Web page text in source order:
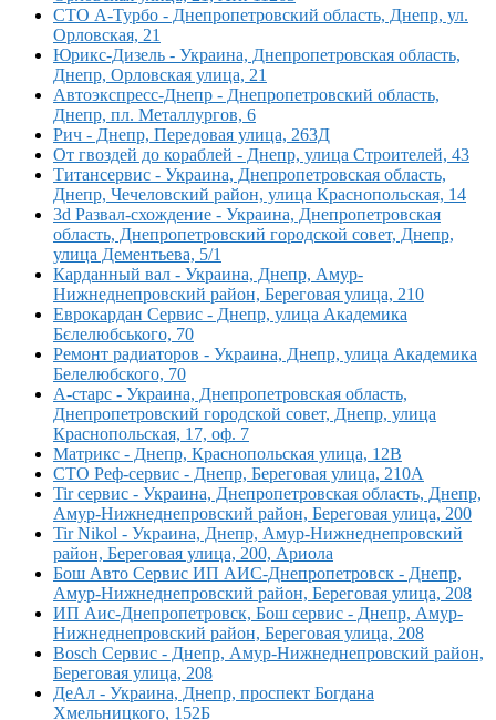
СТО А-Турбо - Днепропетровский область, Днепр, ул.
Орловская, 21
Юрикс-Дизель - Украина, Днепропетровская область,
Днепр, Орловская улица, 21
Автоэкспресс-Днепр - Днепропетровский область,
Днепр, пл. Металлургов, 6
Рич - Днепр, Передовая улица, 263Д
От гвоздей до кораблей - Днепр, улица Строителей, 43
Титансервис - Украина, Днепропетровская область,
Днепр, Чечеловский район, улица Краснопольская, 14
3d Развал-схождение - Украина, Днепропетровская
область, Днепропетровский городской совет, Днепр,
улица Дементьева, 5/1
Карданный вал - Украина, Днепр, Амур-
Нижнеднепровский район, Береговая улица, 210
Еврокардан Сервис - Днепр, улица Академика
Бєлелюбського, 70
Ремонт радиаторов - Украина, Днепр, улица Академика
Белелюбского, 70
А-старс - Украина, Днепропетровская область,
Днепропетровский городской совет, Днепр, улица
Краснопольская, 17, оф. 7
Матрикс - Днепр, Краснопольская улица, 12В
СТО Реф-сервис - Днепр, Береговая улица, 210А
Tir сервис - Украина, Днепропетровская область, Днепр,
Амур-Нижнеднепровский район, Береговая улица, 200
Tir Nikol - Украина, Днепр, Амур-Нижнеднепровский
район, Береговая улица, 200, Ариола
Бош Авто Сервис ИП АИС-Днепропетровск - Днепр,
Амур-Нижнеднепровский район, Береговая улица, 208
ИП Аис-Днепропетровск, Бош сервис - Днепр, Амур-
Нижнеднепровский район, Береговая улица, 208
Bosch Сервис - Днепр, Амур-Нижнеднепровский район,
Береговая улица, 208
ДеАл - Украина, Днепр, проспект Богдана
Хмельницкого, 152Б